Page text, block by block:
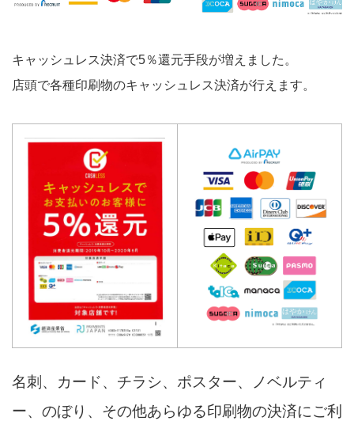
キャッシュレス決済で5％還元手段が増えました。
店頭で各種印刷物のキャッシュレス決済が行えます。
名刺、カード、チラシ、ポスター、ノベルティ
ー、のぼり、その他あらゆる印刷物の決済にご利